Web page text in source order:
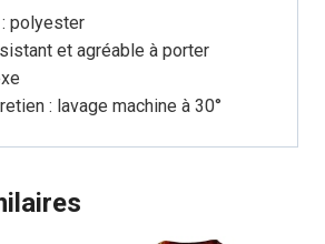
polyester
et agréable à porter
: lavage machine à 30°